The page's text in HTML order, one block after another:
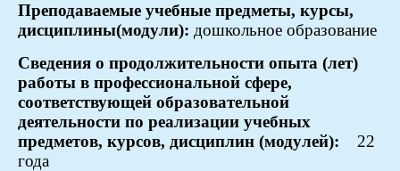
Преподаваемые учебные предметы, курсы,
дисциплины(модули): дошкольное образование
Сведения о продолжительности опыта (лет)
работы в профессиональной сфере,
соответствующей образовательной
деятельности по реализации учебных
предметов, курсов, дисциплин (модулей): 22
года